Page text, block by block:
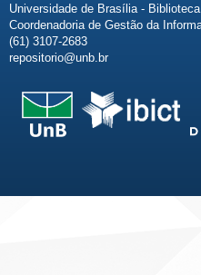
Universidade de Brasília -
Coordenadoria de Gestão da
(61) 3107-2683
repositorio@unb.br